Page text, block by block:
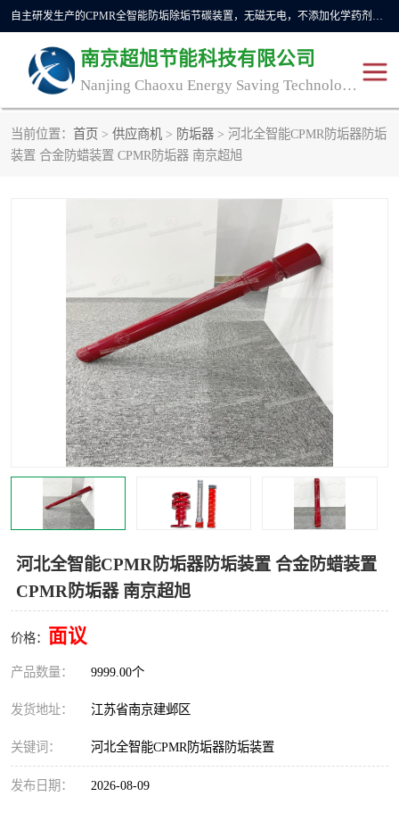
自主研发生产的CPMR全智能防垢除垢节碳装置，无磁无电，不添加化学药剂，*了国内纯物理除垢技术领域空白，其性能处于国际领先水平。广泛应用于石油炼化、钢铁冶炼、电力、煤矿、化工、供暖、压铸、汽车制造、涉水家电等行业。
南京超旭节能科技有限公司
Nanjing Chaoxu Energy Saving Technology Co., Ltd
当前位置： 首页 > 供应商机 > 防垢器 > 河北全智能CPMR防垢器防垢
装置 合金防蜡装置 CPMR防垢器 南京超旭
河北全智能CPMR防垢器防垢装置 合金防蜡装置
CPMR防垢器 南京超旭
价格： 面议
产品数量： 9999.00个
发货地址： 江苏省南京建邺区
关键词： 河北全智能CPMR防垢器防垢装置
发布日期： 2026-08-09
CPMR CPMR全智能防垢除垢节
碳装置
CPMR油田井下防垢防蜡 物理防垢器生产制造商
防蜡除蜡
锅炉除垢
防垢器 CPMR商用防垢器/家用防
垢器
工业除垢 清碳燃油催化器